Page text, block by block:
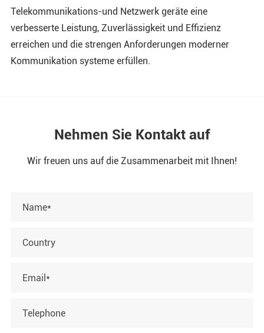
Telekommunikations-und Netzwerk geräte eine
verbesserte Leistung, Zuverlässigkeit und Effizienz
erreichen und die strengen Anforderungen moderner
Kommunikation systeme erfüllen.
Nehmen Sie Kontakt auf
Wir freuen uns auf die Zusammenarbeit mit Ihnen!